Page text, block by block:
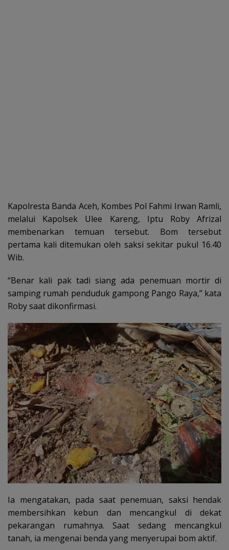
Kapolresta Banda Aceh, Kombes Pol Fahmi Irwan Ramli,
melalui Kapolsek Ulee Kareng, Iptu Roby Afrizal
membenarkan temuan tersebut. Bom tersebut
pertama kali ditemukan oleh saksi sekitar pukul 16.40
Wib.
“Benar kali pak tadi siang ada penemuan mortir di
samping rumah penduduk gampong Pango Raya,” kata
Roby saat dikonfirmasi.
Ia mengatakan, pada saat penemuan, saksi hendak
membersihkan kebun dan mencangkul di dekat
pekarangan rumahnya. Saat sedang mencangkul
tanah, ia mengenai benda yang menyerupai bom aktif.